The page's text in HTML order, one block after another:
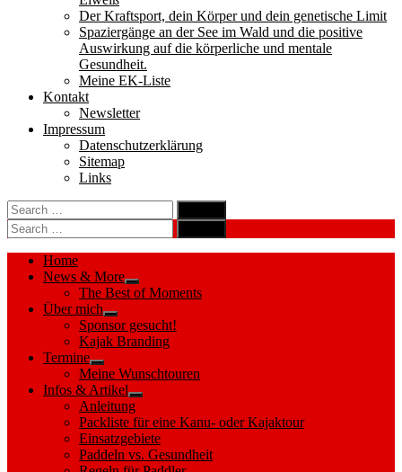
Der Kraftsport, dein Körper und dein genetische Limit
Spaziergänge an der See im Wald und die positive
Auswirkung auf die körperliche und mentale
Gesundheit.
Meine EK-Liste
Kontakt
Newsletter
Impressum
Datenschutzerklärung
Sitemap
Links
Search
for:
Search
Search
for:
Search
Home
News & More
Show
sub
The Best of Moments
Über mich
Show
sub
menu
Sponsor gesucht!
Kajak Branding
Termine
Show
sub
menu
Meine Wunschtouren
Infos & Artikel
Show
sub
menu
Anleitung
Packliste für eine Kanu- oder Kajaktour
Einsatzgebiete
Paddeln vs. Gesundheit